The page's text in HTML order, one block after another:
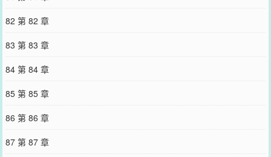
82 第 82 章
83 第 83 章
84 第 84 章
85 第 85 章
86 第 86 章
87 第 87 章